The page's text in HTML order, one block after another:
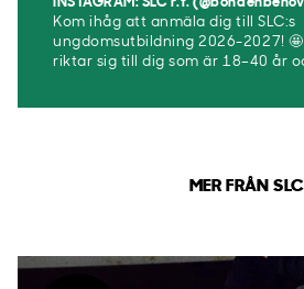
Kom ihåg att anmäla dig till SLC:s
ungdomsutbildning 2026-2027!
riktar sig till dig som är 18–40 år
MER FRÅN SLC